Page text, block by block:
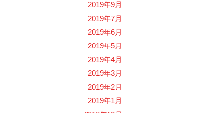
2019年9月
2019年7月
2019年6月
2019年5月
2019年4月
2019年3月
2019年2月
2019年1月